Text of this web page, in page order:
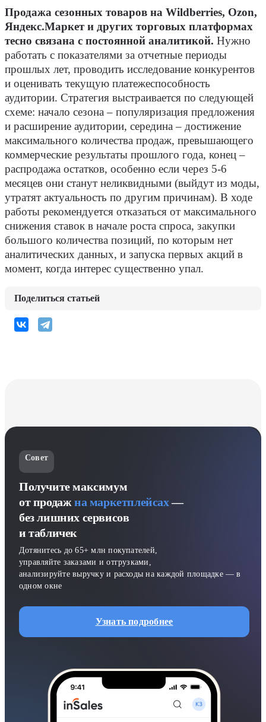
Продажа сезонных товаров на Wildberries, Ozon,
Яндекс.Маркет и других торговых платформах
тесно связана с постоянной аналитикой. Нужно
работать с показателями за отчетные периоды
прошлых лет, проводить исследование конкурентов
и оценивать текущую платежеспособность
аудитории. Стратегия выстраивается по следующей
схеме: начало сезона – популяризация предложения
и расширение аудитории, середина – достижение
максимального количества продаж, превышающего
коммерческие результаты прошлого года, конец –
распродажа остатков, особенно если через 5-6
месяцев они станут неликвидными (выйдут из моды,
утратят актуальность по другим причинам). В ходе
работы рекомендуется отказаться от максимального
снижения ставок в начале роста спроса, закупки
большого количества позиций, по которым нет
аналитических данных, и запуска первых акций в
момент, когда интерес существенно упал.
Поделиться статьей
Совет
Получите максимум
от продаж на маркетплейсах—
без лишних сервисов
и табличек
Дотянитесь до 65+ млн покупателей,
управляйте заказами и отгрузками,
анализируйте выручку и расходы на каждой площадке — в
одном окне
Узнать подробнее